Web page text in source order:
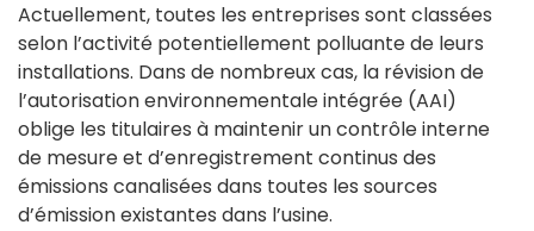
Actuellement, toutes les entreprises sont classées
selon l’activité potentiellement polluante de leurs
installations. Dans de nombreux cas, la révision de
l’autorisation environnementale intégrée (AAI)
oblige les titulaires à maintenir un contrôle interne
de mesure et d’enregistrement continus des
émissions canalisées dans toutes les sources
d’émission existantes dans l’usine.